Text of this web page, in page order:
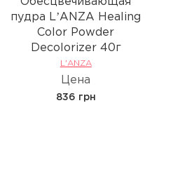
пудра LʼANZA Healing
Color Powder
Decolorizer 40г
L'ANZA
Цена
836 грн